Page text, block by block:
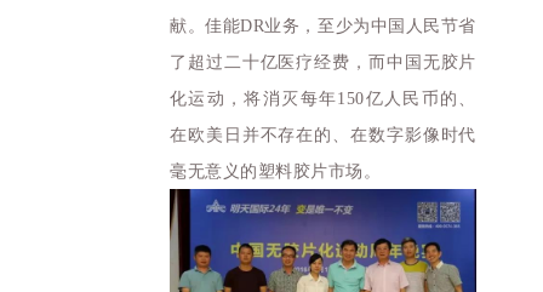
献。佳能DR业务，至少为中国人民节省
了超过二十亿医疗经费，而中国无胶片
化运动，将消灭每年150亿人民币的、
在欧美日并不存在的、在数字影像时代
毫无意义的塑料胶片市场。